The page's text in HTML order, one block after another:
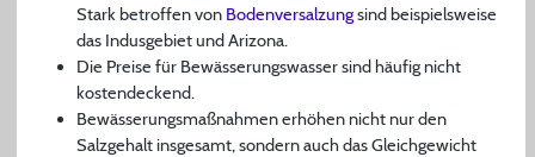
Stark betroffen von Bodenversalzungsind beispielsweise
das Indusgebiet und Arizona.
Die Preise für Bewässerungswasser sind häufig nicht
kostendeckend.
Bewässerungsmaßnahmen erhöhen nicht nur den
Salzgehalt insgesamt, sondern auch das Gleichgewicht